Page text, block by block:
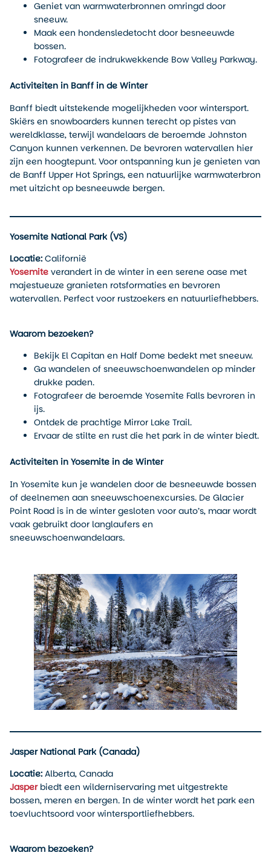
Geniet van warmwaterbronnen omringd door
sneeuw.
Maak een hondensledetocht door besneeuwde
bossen.
Fotografeer de indrukwekkende Bow Valley Parkway.
Activiteiten in Banff in de Winter
Banff biedt uitstekende mogelijkheden voor wintersport.
Skiërs en snowboarders kunnen terecht op pistes van
wereldklasse, terwijl wandelaars de beroemde Johnston
Canyon kunnen verkennen. De bevroren watervallen hier
zijn een hoogtepunt. Voor ontspanning kun je genieten van
de Banff Upper Hot Springs, een natuurlijke warmwaterbron
met uitzicht op besneeuwde bergen.
Yosemite National Park (VS)
Locatie: Californië
Yosemite verandert in de winter in een serene oase met
majestueuze granieten rotsformaties en bevroren
watervallen. Perfect voor rustzoekers en natuurliefhebbers.
Waarom bezoeken?
Bekijk El Capitan en Half Dome bedekt met sneeuw.
Ga wandelen of sneeuwschoenwandelen op minder
drukke paden.
Fotografeer de beroemde Yosemite Falls bevroren in
ijs.
Ontdek de prachtige Mirror Lake Trail.
Ervaar de stilte en rust die het park in de winter biedt.
Activiteiten in Yosemite in de Winter
In Yosemite kun je wandelen door de besneeuwde bossen
of deelnemen aan sneeuwschoenexcursies. De Glacier
Point Road is in de winter gesloten voor auto’s, maar wordt
vaak gebruikt door langlaufers en
sneeuwschoenwandelaars.
Jasper National Park (Canada)
Locatie: Alberta, Canada
Jasperbiedt een wilderniservaring met uitgestrekte
bossen, meren en bergen. In de winter wordt het park een
toevluchtsoord voor wintersportliefhebbers.
Waarom bezoeken?